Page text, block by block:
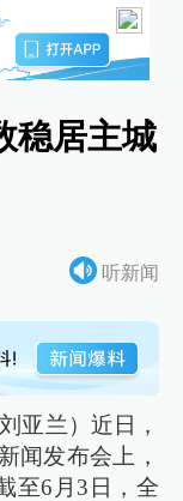
稳居主城
听新闻
亚兰）近日，
闻发布会上，
至6月3日，全